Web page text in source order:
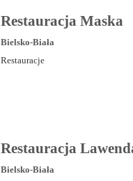
Restauracja Maska
Bielsko-Biała
Restauracje
Restauracja
Bielsko-Biała